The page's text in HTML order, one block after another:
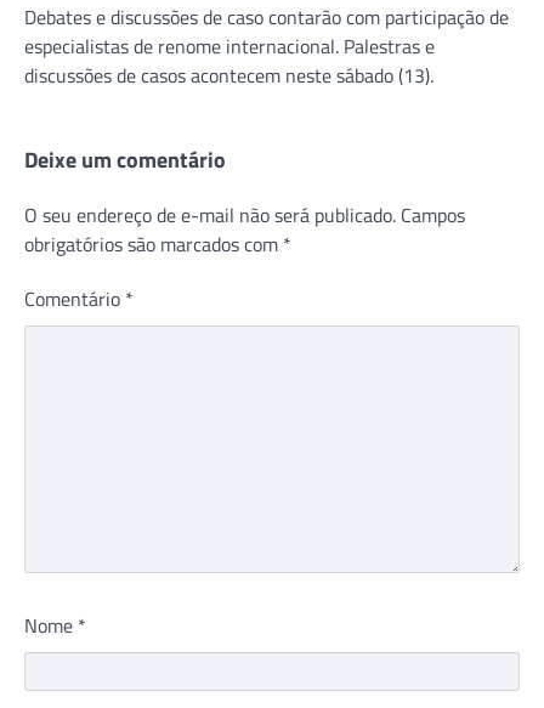
Debates e discussões de caso contarão com participação de
especialistas de renome internacional. Palestras e
discussões de casos acontecem neste sábado (13).
Deixe um comentário
O seu endereço de e-mail não será publicado. Campos
obrigatórios são marcados com *
Comentário *
Nome *